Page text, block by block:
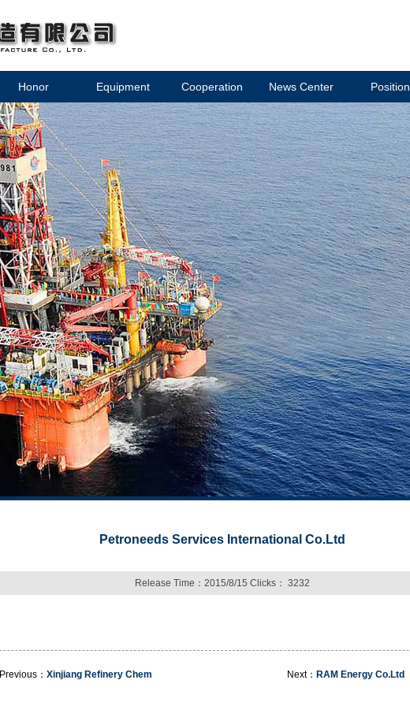
Honor Equipment Cooperation News Center Position
Petroneeds Services International Co.Ltd
Release Time：2015/8/15 Clicks： 3232
Previous： Xinjiang Refinery Chem Next： RAM Energy Co.Ltd